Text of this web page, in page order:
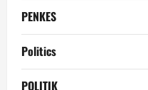
PENKES
Politics
POLITIK